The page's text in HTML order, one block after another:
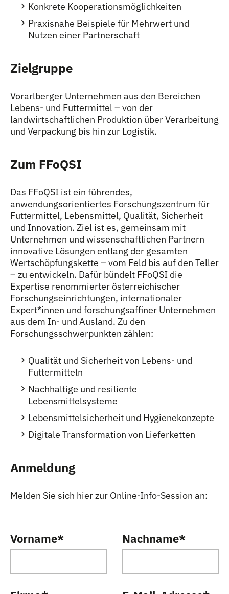
Konkrete Kooperationsmöglichkeiten
Praxisnahe Beispiele für Mehrwert und
Nutzen einer Partnerschaft
Zielgruppe
Vorarlberger Unternehmen aus den Bereichen
Lebens- und Futtermittel – von der
landwirtschaftlichen Produktion über Verarbeitung
und Verpackung bis hin zur Logistik.
Zum FFoQSI
Das FFoQSI ist ein führendes,
anwendungsorientiertes Forschungszentrum für
Futtermittel, Lebensmittel, Qualität, Sicherheit
und Innovation. Ziel ist es, gemeinsam mit
Unternehmen und wissenschaftlichen Partnern
innovative Lösungen entlang der gesamten
Wertschöpfungskette – vom Feld bis auf den Teller
– zu entwickeln. Dafür bündelt FFoQSI die
Expertise renommierter österreichischer
Forschungseinrichtungen, internationaler
Expert*innen Innen
und forschungsaffiner Unternehmen
aus dem In- und Ausland. Zu den
Forschungsschwerpunkten zählen:
Qualität und Sicherheit von Lebens- und
Futtermitteln
Nachhaltige und resiliente
Lebensmittelsysteme
Lebensmittelsicherheit und Hygienekonzepte
Digitale Transformation von Lieferketten
Anmeldung
Melden Sie sich hier zur Online-Info-Session an:
Vorname* Nachname*